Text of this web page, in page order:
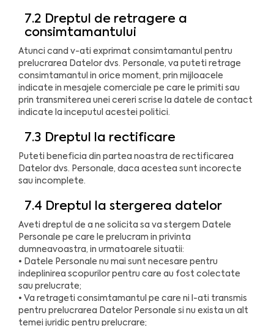
7.2 Dreptul de retragere a
consimtamantului
Atunci cand v-ati exprimat consimtamantul pentru
prelucrarea Datelor dvs. Personale, va puteti retrage
consimtamantul in orice moment, prin mijloacele
indicate in mesajele comerciale pe care le primiti sau
prin transmiterea unei cereri scrise la datele de contact
indicate la inceputul acestei politici.
7.3 Dreptul la rectificare
Puteti beneficia din partea noastra de rectificarea
Datelor dvs. Personale, daca acestea sunt incorecte
sau incomplete.
7.4 Dreptul la stergerea datelor
Aveti dreptul de a ne solicita sa va stergem Datele
Personale pe care le prelucram in privinta
dumneavoastra, in urmatoarele situatii:
• Datele Personale nu mai sunt necesare pentru
indeplinirea scopurilor pentru care au fost colectate
sau prelucrate;
• Va retrageti consimtamantul pe care ni l-ati transmis
pentru prelucrarea Datelor Personale si nu exista un alt
temei juridic pentru prelucrare;